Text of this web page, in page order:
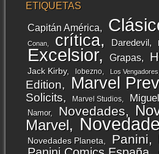
ETIQUETAS
Capitán América
Conan crítica Daredevil
Excelsior Grapas
Jack Kirby lobezno Los Vengadores
Edition
Marvel
Solicits
Marvel Studios
Namor Novedades
Marvel
Novedades Planeta Panini